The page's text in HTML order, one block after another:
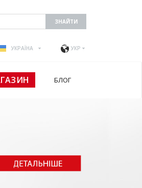
УКРАЇНА УКР
БЛОГ